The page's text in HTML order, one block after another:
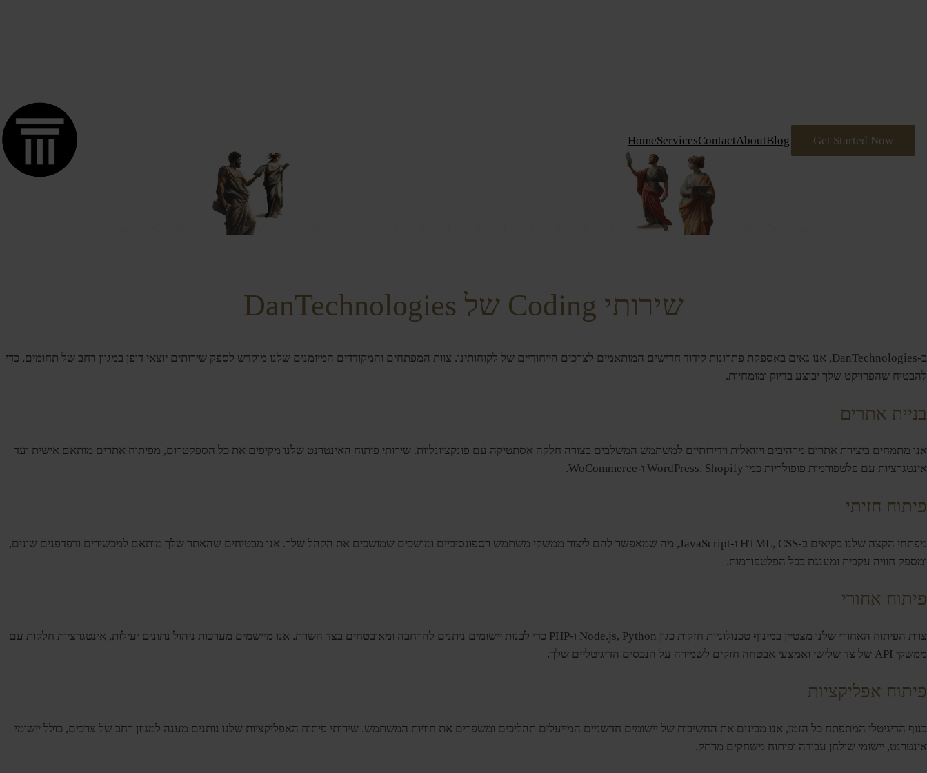
Get Started Now
Blog
About
Contact
Services
Home
שירותי Coding של DanTechnologies
ב-DanTechnologies, אנו גאים באספקת פתרונות קידוד חדישים המותאמים לצרכים הייחודיים של לקוחותינו. צוות המפתחים והמקודדים המיומנים שלנו מוקדש לספק שירותים יוצאי דופן במגוון רחב של תחומים, כדי
להבטיח שהפרויקט שלך יבוצע בדיוק ומומחיות.
בניית אתרים
אנו מתמחים ביצירת אתרים מרהיבים ויזואלית וידידותיים למשתמש המשלבים בצורה חלקה אסתטיקה עם פונקציונליות. שירותי פיתוח האינטרנט שלנו מקיפים את כל הספקטרום, מפיתוח אתרים מותאם אישית ועד
אינטגרציות עם פלטפורמות פופולריות כמו WordPress, Shopify ו-WoCommerce.
פיתוח חזיתי
מפתחי הקצה שלנו בקיאים ב-HTML, CSS ו-JavaScript, מה שמאפשר להם ליצור ממשקי משתמש רספונסיביים ומושכים שמושכים את הקהל שלך. אנו מבטיחים שהאתר שלך מותאם למכשירים ודפדפנים שונים,
ומספק חוויה עקבית ומענגת בכל הפלטפורמות.
פיתוח אחורי
צוות הפיתוח האחורי שלנו מצטיין במינוף טכנולוגיות חזקות כגון Node.js, Python ו-PHP כדי לבנות יישומים ניתנים להרחבה ומאובטחים בצד השרת. אנו מיישמים מערכות ניהול נתונים יעילות, אינטגרציות חלקות עם
ממשקי API של צד שלישי ואמצעי אבטחה חזקים לשמירה על הנכסים הדיגיטליים שלך.
פיתוח אפליקציות
בנוף הדיגיטלי המתפתח כל הזמן, אנו מבינים את החשיבות של יישומים חדשניים המייעלים תהליכים ומשפרים את חוויות המשתמש. שירותי פיתוח האפליקציות שלנו נותנים מענה למגוון רחב של צרכים, כולל יישומי
אינטרנט, יישומי שולחן עבודה ופיתוח משחקים מרתק.